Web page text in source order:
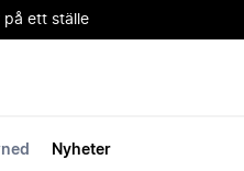
på ett ställe
Nyheter